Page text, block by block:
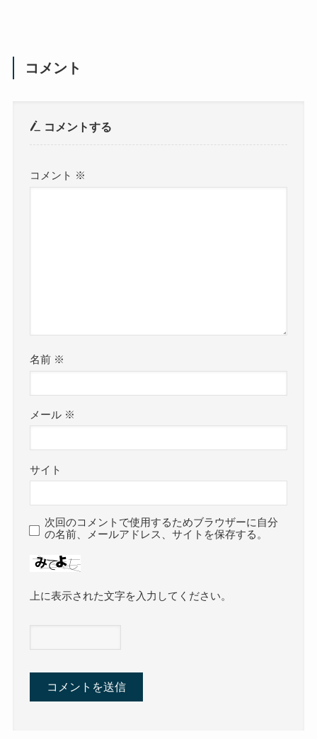
コメント
コメントする
コメント ※
名前 ※
メール ※
サイト
次回のコメントで使用するためブラウザーに自分
の名前、メールアドレス、サイトを保存する。
上に表示された文字を入力してください。